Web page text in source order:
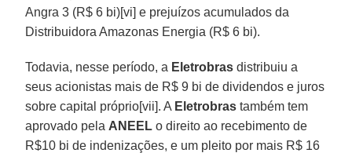
Angra 3 (R$ 6 bi)[vi] e prejuízos acumulados da
Distribuidora Amazonas Energia (R$ 6 bi).
Todavia, nesse período, a Eletrobras distribuiu a
seus acionistas mais de R$ 9 bi de dividendos e juros
sobre capital próprio[vii]. A Eletrobras também tem
aprovado pela ANEEL o direito ao recebimento de
R$10 bi de indenizações, e um pleito por mais R$ 16